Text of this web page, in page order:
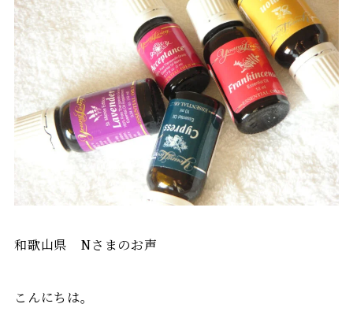
和歌山県 Nさまのお声
こんにちは。